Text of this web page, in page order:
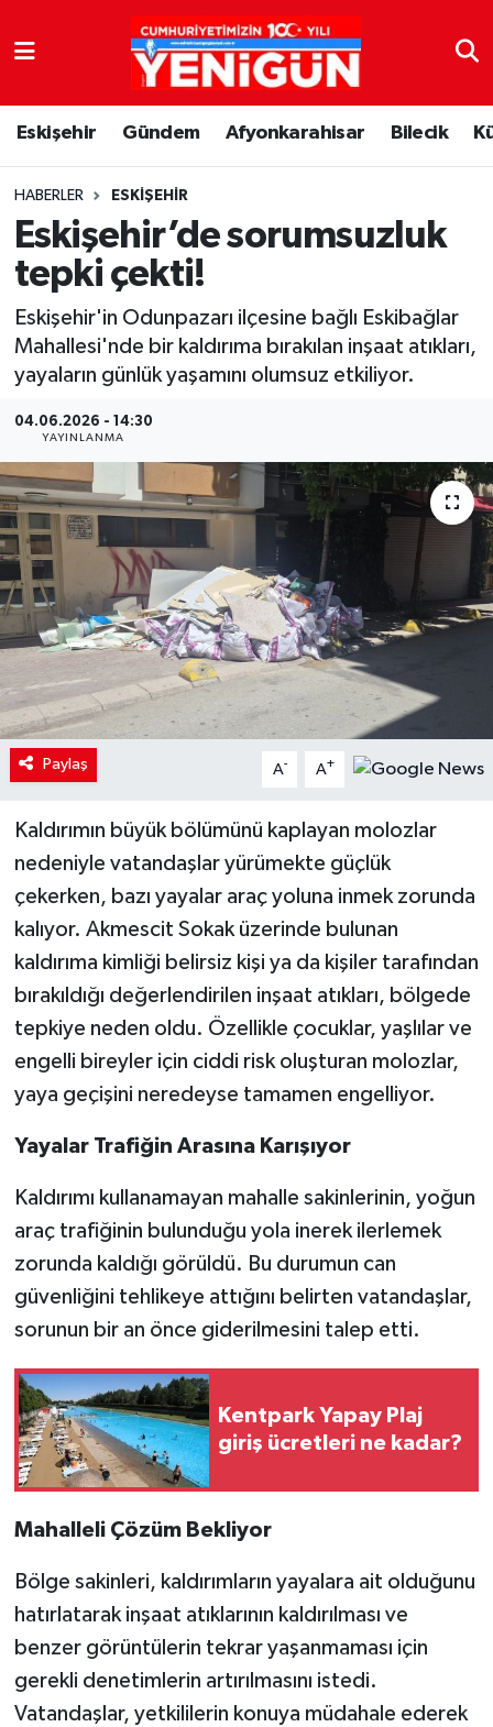
Eskişehir Gündem Afyonkarahisar Bilecik
HABERLER ESKIŞEHIR
Eskişehir’de sorumsuzluk
tepki çekti!
Eskişehir'in Odunpazarı ilçesine bağlı Eskibağlar
Mahallesi'nde bir kaldırıma bırakılan inşaat atıkları,
yayaların günlük yaşamını olumsuz etkiliyor.
04.06.2026 - 14:30
YAYINLANMA
Paylaş A- A+
Kaldırımın büyük bölümünü kaplayan molozlar
nedeniyle vatandaşlar yürümekte güçlük
çekerken, bazı yayalar araç yoluna inmek zorunda
kalıyor. Akmescit Sokak üzerinde bulunan
kaldırıma kimliği belirsiz kişi ya da kişiler tarafından
bırakıldığı değerlendirilen inşaat atıkları, bölgede
tepkiye neden oldu. Özellikle çocuklar, yaşlılar ve
engelli bireyler için ciddi risk oluşturan molozlar,
yaya geçişini neredeyse tamamen engelliyor.
Yayalar Trafiğin Arasına Karışıyor
Kaldırımı kullanamayan mahalle sakinlerinin, yoğun
araç trafiğinin bulunduğu yola inerek ilerlemek
zorunda kaldığı görüldü. Bu durumun can
güvenliğini tehlikeye attığını belirten vatandaşlar,
sorunun bir an önce giderilmesini talep etti.
Kentpark Yapay Plaj
giriş ücretleri ne kadar?
Mahalleli Çözüm Bekliyor
Bölge sakinleri, kaldırımların yayalara ait olduğunu
hatırlatarak inşaat atıklarının kaldırılması ve
benzer görüntülerin tekrar yaşanmaması için
gerekli denetimlerin artırılmasını istedi.
Vatandaşlar, yetkililerin konuya müdahale ederek
Nöbetçi Eczaneler
Hava Durumu
Trafik Durumu
Süper Lig Puan Durumu ve Fikstür
Tüm Manşetler
Son Dakika Haberleri
Haber Arşivi